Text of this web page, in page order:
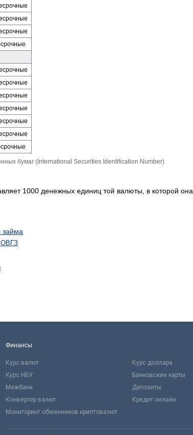
бумаг (International Securities Identification Number)
1000 денежных единиц той валюты, в которой она
займа
ОВГЗ
Финансы
Курс валют Курс доллара
Курс НБУ
Банковские карты
Межбанк
Депозиты
Конвертер валют
Кредит онлайн
Мониторинг обменников криптовалют